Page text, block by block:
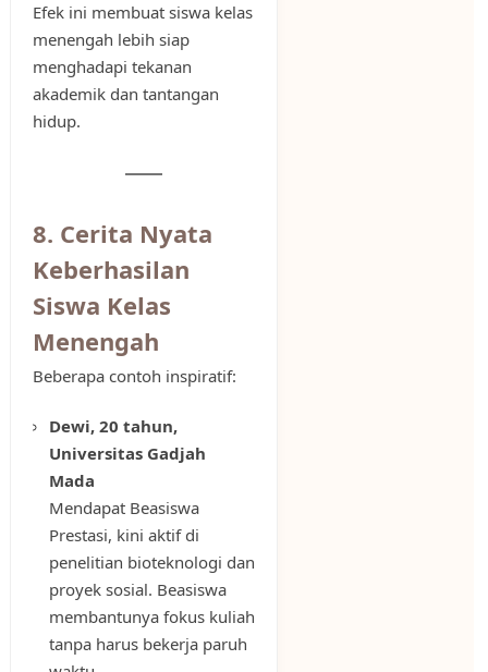
Efek ini membuat siswa kelas
menengah lebih siap
menghadapi tekanan
akademik dan tantangan
hidup.
8. Cerita Nyata
Keberhasilan
Siswa Kelas
Menengah
Beberapa contoh inspiratif:
Dewi, 20 tahun,
Universitas Gadjah
Mada
Mendapat Beasiswa
Prestasi, kini aktif di
penelitian bioteknologi dan
proyek sosial. Beasiswa
membantunya fokus kuliah
tanpa harus bekerja paruh